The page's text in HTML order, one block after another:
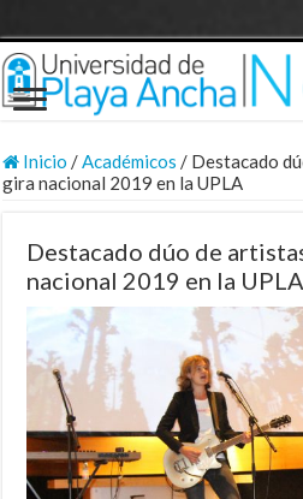
Inicio /Académicos / Destacado
gira nacional 2019 en la UPLA
Destacado dúo de
nacional 2019 en la UPLA